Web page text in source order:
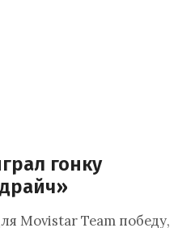
гонку
Movistar Team победу,